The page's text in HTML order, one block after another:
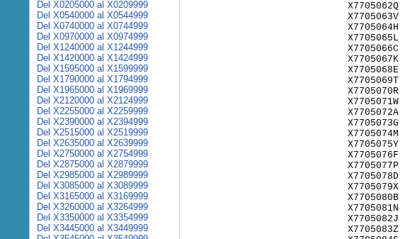
X7705062Q
X7705063V
X7705064H
X7705065L
X7705066C
X7705067K
X7705068E
X7705069T
X7705070R
X7705071W
X7705072A
X7705073G
X7705074M
X7705075Y
X7705076F
X7705077P
X7705078D
X7705079X
X7705080B
X7705081N
X7705082J
X7705083Z
Del X0205000 al X0209999
Del X0540000 al X0544999
Del X0740000 al X0744999
Del X0970000 al X0974999
Del X1240000 al X1244999
Del X1420000 al X1424999
Del X1595000 al X1599999
Del X1790000 al X1794999
Del X1965000 al X1969999
Del X2120000 al X2124999
Del X2255000 al X2259999
Del X2390000 al X2394999
Del X2515000 al X2519999
Del X2635000 al X2639999
Del X2750000 al X2754999
Del X2875000 al X2879999
Del X2985000 al X2989999
Del X3085000 al X3089999
Del X3165000 al X3169999
Del X3260000 al X3264999
Del X3350000 al X3354999
Del X3445000 al X3449999